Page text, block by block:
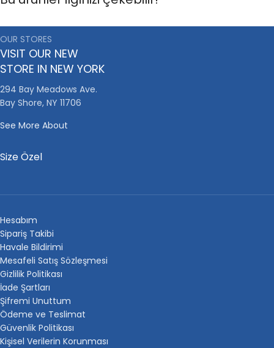
OUR STORES
VISIT OUR NEW
STORE IN NEW YORK
294 Bay Meadows Ave.
Bay Shore, NY 11706
See More About
Size Özel
Hesabım
Sipariş Takibi
Havale Bildirimi
Mesafeli Satış Sözleşmesi
Gizlilik Politikası
İade Şartları
Şifremi Unuttum
Ödeme ve Teslimat
Güvenlik Politikası
Kişisel Verilerin Korunması